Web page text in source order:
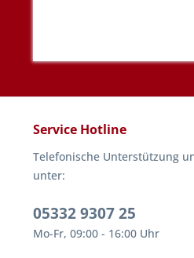
Service Hotline
Telefonische Unterstützung
unter:
05332 9307 25
Mo-Fr, 09:00 - 16:00 Uhr